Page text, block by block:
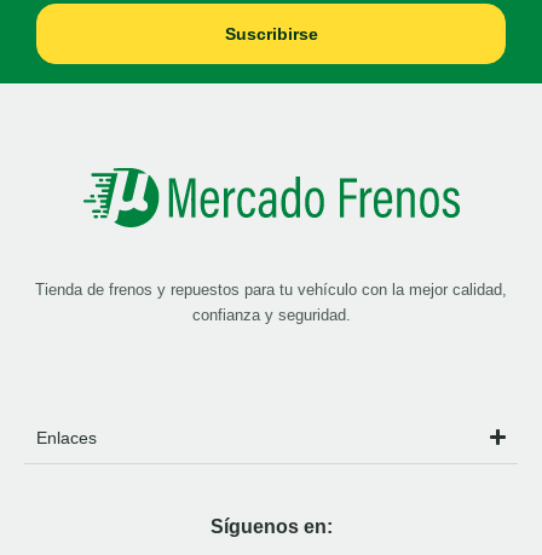
Suscribirse
Tienda de frenos y repuestos para tu vehículo con la mejor calidad,
confianza y seguridad.
Enlaces
Síguenos en: